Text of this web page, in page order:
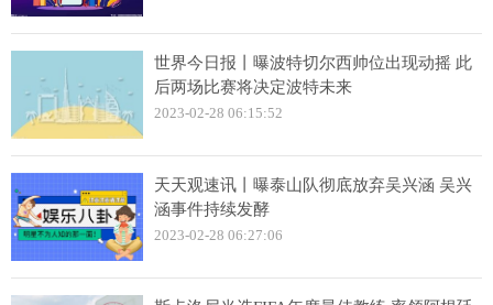
世界今日报丨曝波特切尔西帅位出现动摇 此
后两场比赛将决定波特未来
2023-02-28 06:15:52
天天观速讯丨曝泰山队彻底放弃吴兴涵 吴兴
涵事件持续发酵
2023-02-28 06:27:06